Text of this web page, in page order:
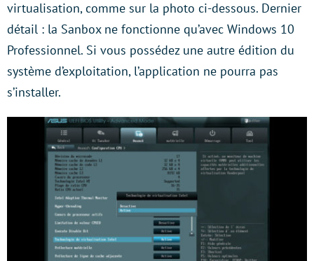
virtualisation, comme sur la photo ci-dessous. Dernier
détail : la Sanbox ne fonctionne qu’avec Windows 10
Professionnel. Si vous possédez une autre édition du
système d’exploitation, l’application ne pourra pas
s’installer.